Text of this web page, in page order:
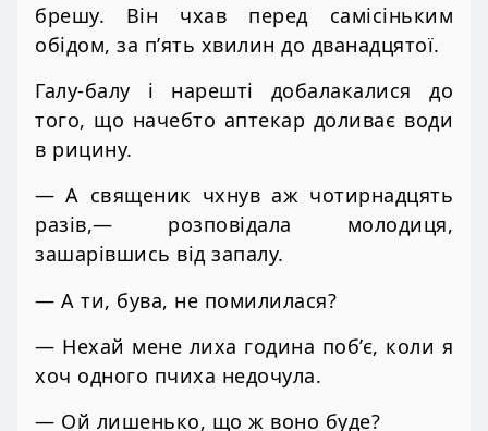
брешу. Він чхав перед самісіньким
обідом, за п’ять хвилин до дванадцятої.
Галу-балу і нарешті добалакалися до
того, що начебто аптекар доливає води
в рицину.
— А священик чхнув аж чотирнадцять
разів,— розповідала молодиця,
зашарівшись від запалу.
— А ти, бува, не помилилася?
— Нехай мене лиха година поб’є, коли я
хоч одного пчиха недочула.
— Ой лишенько, що ж воно буде?